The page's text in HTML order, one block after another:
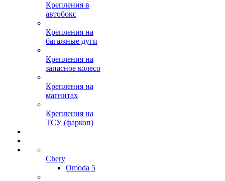
Крепления в
автобокс
Крепления на
багажные дуги
Крепления на
запасное колесо
Крепления на
магнитах
Крепления на
ТСУ (фаркоп)
Chery
Omoda 5